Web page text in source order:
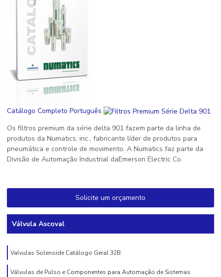
Catálogo Completo Português
Os filtros premium da série delta 901 fazem parte da linha de
produtos da Numatics, inc., fabricante líder de produtos para
pneumática e controle de movimento. A Numatics faz parte da
Divisão de Automação Industrial daEmerson Electric Co.
Solicite um orçamento
Válvula Ascoval
Valvulas Solenoide Catálogo Geral 32B
Válvulas de Pulso e Componentes para Automação de Sistemas